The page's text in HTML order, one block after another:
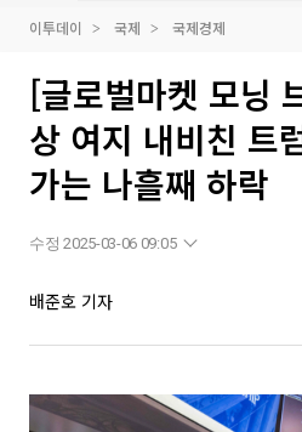
이투데이 국제 국제경제
[글로벌마켓 모닝
상 여지 내비친 트
가는 나흘째 하락
수정 2025-03-06 09:05
배준호 기자